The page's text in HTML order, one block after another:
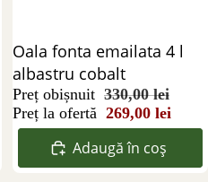
Reducere 18%
Oala fonta emailata 4 l
albastru cobalt
Preț obișnuit 330,00 lei
Preț la ofertă 269,00 lei
Adaugă în coș